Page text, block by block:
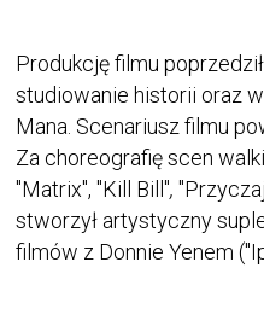
Produkcję filmu
studiowanie historii oraz
Mana. Scenariusz filmu
Za choreografię scen
"Matrix", "Kill Bill",
stworzył artystyczny
filmów z Donnie Yenem